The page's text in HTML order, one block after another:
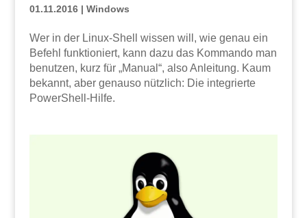
01.11.2016| Windows
Wer in der Linux-Shell wissen will, wie genau ein
Befehl funktioniert, kann dazu das Kommando man
benutzen, kurz für „Manual“, also Anleitung. Kaum
bekannt, aber genauso nützlich: Die integrierte
PowerShell-Hilfe.